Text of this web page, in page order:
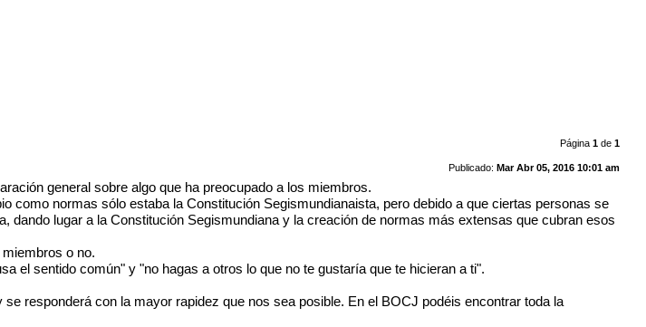
Página 1de 1
Publicado: Mar Abr 05, 2016 10:01 am
general sobre algo que ha preocupado a los miembros.
como normas sólo estaba laConstitución Segismundianaista, pero debido a que ciertas personas se
dando lugar a laConstitución Segismundiana y la creación de normas más extensas que cubran esos
o no.
el sentido común" y "no hagas a otros lo que no te gustaría que te hicieran a ti".
responderá con la mayor rapidez que nos sea posible. En el BOCJ podéis encontrar toda la